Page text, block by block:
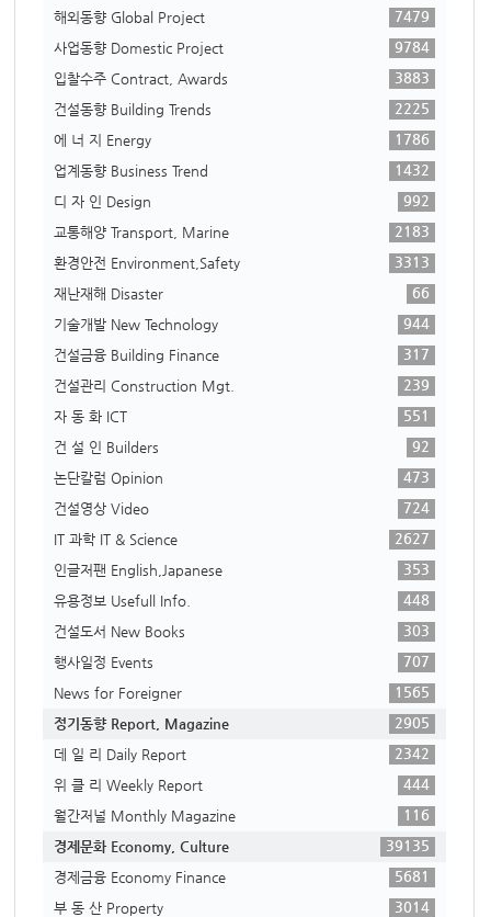
해외동향 Global Project
7479
사업동향 Domestic Project
9784
입찰수주 Contract, Awards
3883
건설동향 Building Trends
2225
에 너 지 Energy
1786
업계동향 Business Trend
1432
디 자 인 Design
992
교통해양 Transport, Marine
2183
환경안전 Environment,Safety
3313
재난재해 Disaster
66
기술개발 New Technology
944
건설금융 Building Finance
317
건설관리 Construction Mgt.
239
자 동 화 ICT
551
건 설 인 Builders
92
논단칼럼 Opinion
473
건설영상 Video
724
IT 과학 IT & Science
2627
인글저팬 English,Japanese
353
유용정보 Usefull Info.
448
건설도서 New Books
303
행사일정 Events
707
News for Foreigner
1565
정기동향 Report, Magazine
2905
데 일 리 Daily Report
2342
위 클 리 Weekly Report
444
월간저널 Monthly Magazine
116
경제문화 Economy, Culture
39135
경제금융 Economy Finance
5681
부 동 산 Property
3014